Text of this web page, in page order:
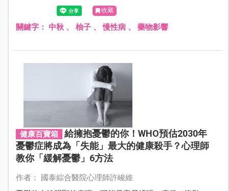
的患者要特別注意，柚子可能會對某些藥物產生強烈影
響，不得不注意！
收藏
關鍵字： 中秋、 柚子、慢性病、 藥物影響
健康百寶箱
給擁抱憂鬱的你！WHO預估2030年
憂鬱症將成為「失能」最大的健康殺手？心理師
教你「緩解憂鬱」6方法
作者： 國泰綜合醫院心理師許峻維